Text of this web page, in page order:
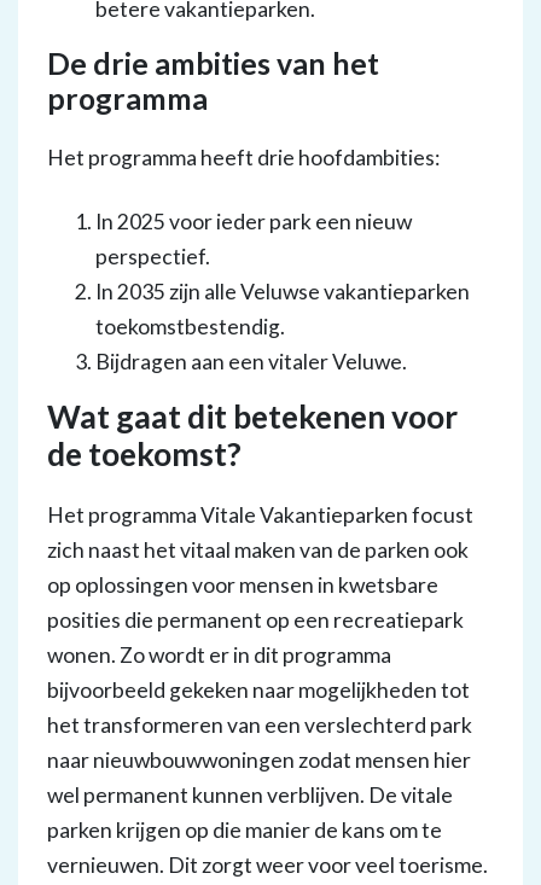
betere vakantieparken.
De drie ambities van het
programma
Het programma heeft drie hoofdambities:
In 2025 voor ieder park een nieuw
perspectief.
In 2035 zijn alle Veluwse vakantieparken
toekomstbestendig.
Bijdragen aan een vitaler Veluwe.
Wat gaat dit betekenen voor
de toekomst?
Het programma Vitale Vakantieparken focust
zich naast het vitaal maken van de parken ook
op oplossingen voor mensen in kwetsbare
posities die permanent op een recreatiepark
wonen. Zo wordt er in dit programma
bijvoorbeeld gekeken naar mogelijkheden tot
het transformeren van een verslechterd park
naar nieuwbouwwoningen zodat mensen hier
wel permanent kunnen verblijven. De vitale
parken krijgen op die manier de kans om te
vernieuwen. Dit zorgt weer voor veel toerisme.